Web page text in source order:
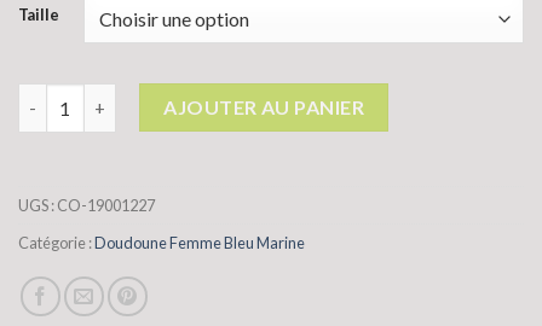
Taille
quantité de doudoune femme bleu marine
AJOUTER AU PANIER
UGS :CO-19001227
Catégorie :Doudoune Femme Bleu Marine